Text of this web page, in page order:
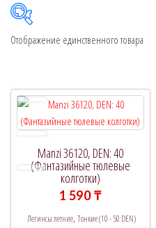
Рекомендуемый продукт
Категории товаров
Метки товаров
Отображение единственного товара
Manzi 36120, DEN: 40
(Фантазийные тюлевые
колготки)
1 590₸
Легинсы летние, Тонкие (10 - 50 DEN)